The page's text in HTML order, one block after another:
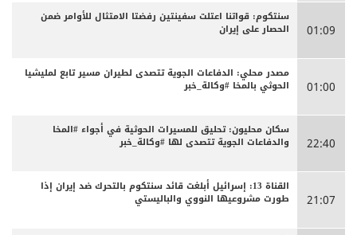
01:09
سنتكوم: قواتنا اعتلت سفينتين رفضتا الامتثال للأوامر ضمن
الحصار على إيران
01:00
مصدر محلي: الدفاعات الجوية تتصدى لطيران مسير تابع لمليشيا
الحوثي بالمخا #وكالة_خبر
22:40
سكان محليون: تحليق للمسيرات الحوثية في أجواء #المخا
والدفاعات الجوية تتصدى لها #وكالة_خبر
21:07
القناة 13: إسرائيل أبلغت قائد سنتكوم بالتحرك ضد إيران إذا
طورت مشروعيها النووي والباليستي